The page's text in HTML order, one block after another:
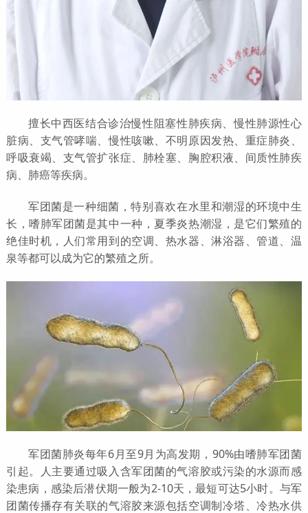
擅长中西医结合诊治慢性阻塞性肺疾病、慢性肺源性心
脏病、支气管哮喘、慢性咳嗽、不明原因发热、重症肺炎、
呼吸衰竭、支气管扩张症、肺栓塞、胸腔积液、间质性肺疾
病、肺癌等疾病。
军团菌是一种细菌，特别喜欢在水里和潮湿的环境中生
长，嗜肺军团菌是其中一种，夏季炎热潮湿，是它们繁殖的
绝佳时机，人们常用到的空调、热水器、淋浴器、管道、温
泉等都可以成为它的繁殖之所。
军团菌肺炎每年6月至9月为高发期，90%由嗜肺军团菌
引起。人主要通过吸入含军团菌的气溶胶或污染的水源而感
染患病，感染后潜伏期一般为2-10天，最短可达5小时。与军
团菌传播存有关联的气溶胶来源包括空调制冷塔、冷热水供